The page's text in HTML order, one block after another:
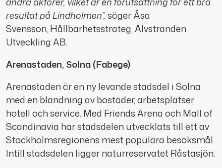
resultat på Lindholmen”,säger Åsa
Svensson, Hållbarhetsstrateg, Älvstranden
Utveckling AB.
Arenastaden, Solna (Fabege)
Arenastaden är en ny levande stadsdel i Solna
med en blandning av bostäder, arbetsplatser,
hotell och service. Med Friends Arena och Mall of
Scandinavia har stadsdelen utvecklats till ett av
Stockholmsregionens mest populära besöksmål.
Intill stadsdelen ligger naturreservatet Råstasjön.